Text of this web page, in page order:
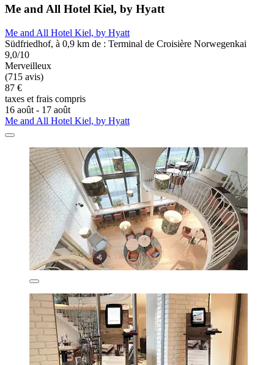
Me and All Hotel Kiel, by Hyatt
Me and All Hotel Kiel, by Hyatt
Südfriedhof, à 0,9 km de : Terminal de Croisière Norwegenkai
9,0/10
Merveilleux
(715 avis)
87 €
taxes et frais compris
16 août - 17 août
Me and All Hotel Kiel, by Hyatt